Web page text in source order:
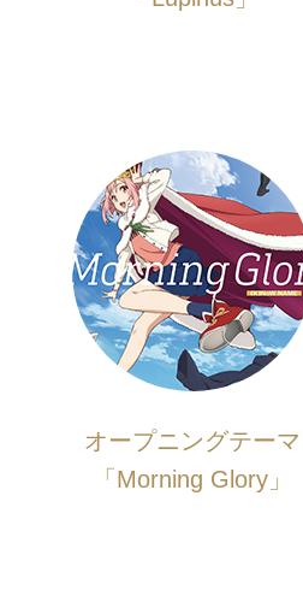
オープニングテーマ
「Morning Glory」